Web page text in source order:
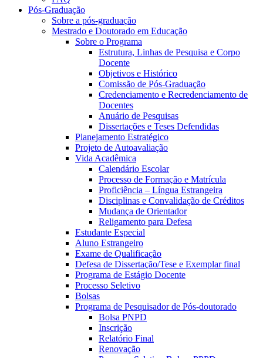
Pós-Graduação
Sobre a pós-graduação
Mestrado e Doutorado em Educação
Sobre o Programa
Estrutura, Linhas de Pesquisa e Corpo
Docente
Objetivos e Histórico
Comissão de Pós-Graduação
Credenciamento e Recredenciamento de
Docentes
Anuário de Pesquisas
Dissertações e Teses Defendidas
Planejamento Estratégico
Projeto de Autoavaliação
Vida Acadêmica
Calendário Escolar
Processo de Formação e Matrícula
Proficiência – Língua Estrangeira
Disciplinas e Convalidação de Créditos
Mudança de Orientador
Religamento para Defesa
Estudante Especial
Aluno Estrangeiro
Exame de Qualificação
Defesa de Dissertação/Tese e Exemplar final
Programa de Estágio Docente
Processo Seletivo
Bolsas
Programa de Pesquisador de Pós-doutorado
Bolsa PNPD
Inscrição
Relatório Final
Renovação